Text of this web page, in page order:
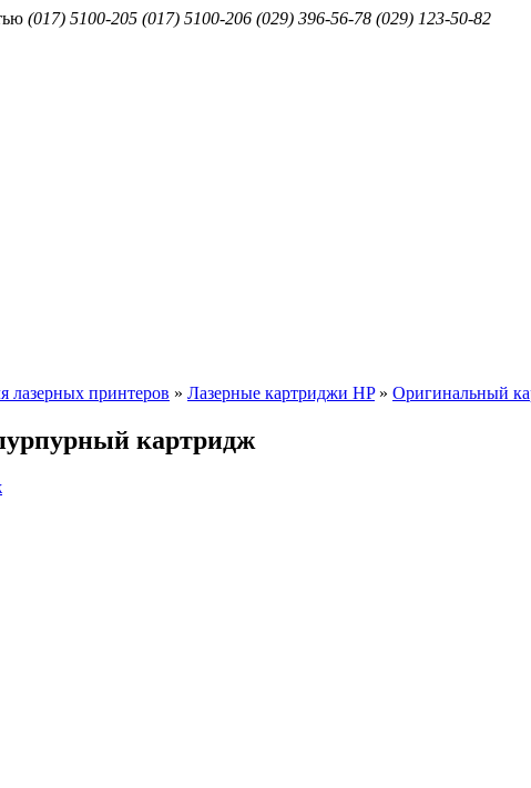
(017) 5100-205 (017) 5100-206 (029) 396-56-78 (029) 123-50-82
лазерных принтеров » Лазерные картриджи HP» Оригинальный
картридж